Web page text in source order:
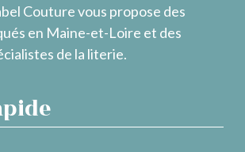
Couture vous propose des
en Maine-et-Loire et des
de la literie.